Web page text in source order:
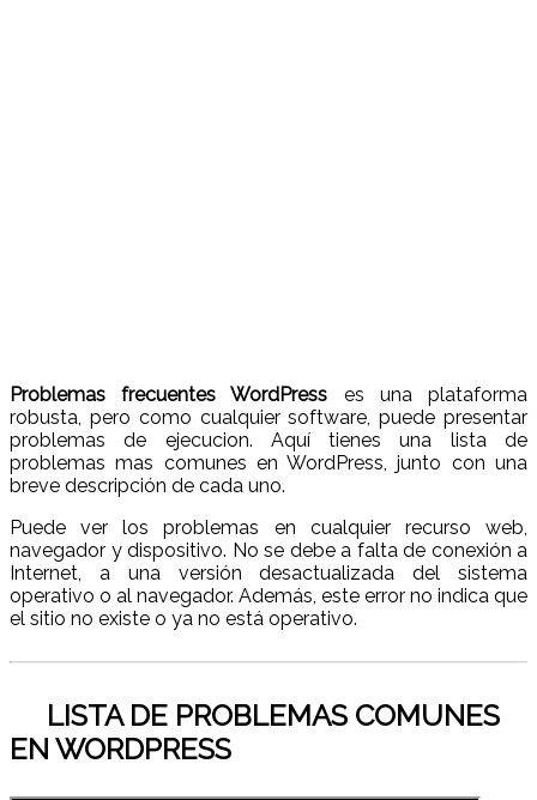
Problemas frecuentes WordPress es una plataforma
robusta, pero como cualquier software, puede presentar
problemas de ejecucion. Aquí tienes una lista de
problemas mas comunes en WordPress, junto con una
breve descripción de cada uno.
Puede ver los problemas en cualquier recurso web,
navegador y dispositivo. No se debe a falta de conexión a
Internet, a una versión desactualizada del sistema
operativo o al navegador. Además, este error no indica que
el sitio no existe o ya no está operativo.
LISTA DE PROBLEMAS COMUNES
EN WORDPRESS